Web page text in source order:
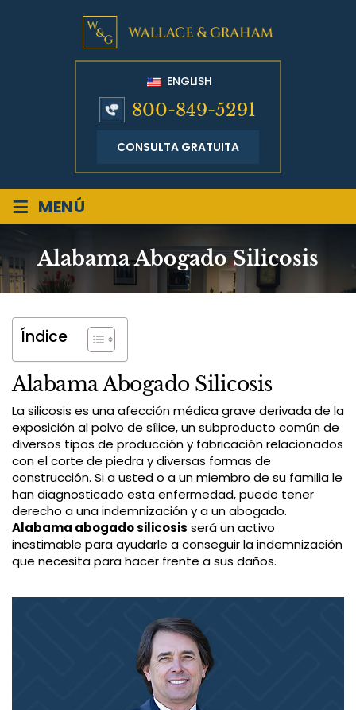
ENGLISH
800-849-5291
CONSULTA GRATUITA
≡ MENÚ
Alabama Abogado Silicosis
Índice
Alabama Abogado Silicosis
La silicosis es una afección médica grave derivada de la
exposición al polvo de sílice, un subproducto común de
diversos tipos de producción y fabricación relacionados
con el corte de piedra y diversas formas de
construcción. Si a usted o a un miembro de su familia le
han diagnosticado esta enfermedad, puede tener
derecho a una indemnización y a un abogado.
Alabama abogado silicosis será un activo
inestimable para ayudarle a conseguir la indemnización
que necesita para hacer frente a sus daños.